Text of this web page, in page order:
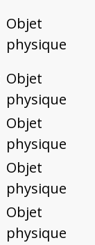
Objet
physique
Objet
physique
Objet
physique
Objet
physique
Objet
physique